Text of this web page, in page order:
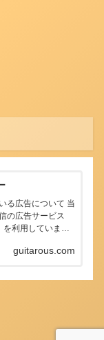
る広告について 当
の広告サービス
を利用していま
サービスの広告を
guitarous.com